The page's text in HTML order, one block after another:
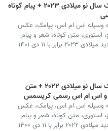
متن تبریک سال نو میلادی ۲۰۲۳ + پبام کوتاه
وسیله اس ام اس، پیامک، عکس
استوری، متن کوتاه، شعر و پیام
انگلیسی در آغاز سال جدید میلادی ۲۰۲۳ برابر با ۱۱ دی ۱۴۰۱
پیام تبریک سال نو میلادی ۲۰۲۲ + متن
و اس ام اس رسمی کریسمس
وسیله اس ام اس، پیامک، عکس
استوری، متن کوتاه، شعر و پیام
انگلیسی در آغاز سال جدید میلادی ۲۰۲۲ برابر با ۱۱ دی ۱۴۰۰